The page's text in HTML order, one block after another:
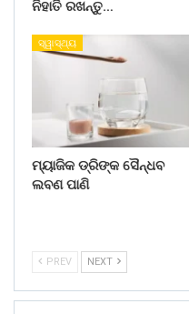
ନିହାତି ରଖନ୍ତୁ…
ସ୍ୱାସ୍ଥ୍ୟ
ମ୍ୟାଜିକ ଡ୍ରିଙ୍କ ସୈନ୍ଧବ
ଲବଣ ପାଣି
PREV NEXT